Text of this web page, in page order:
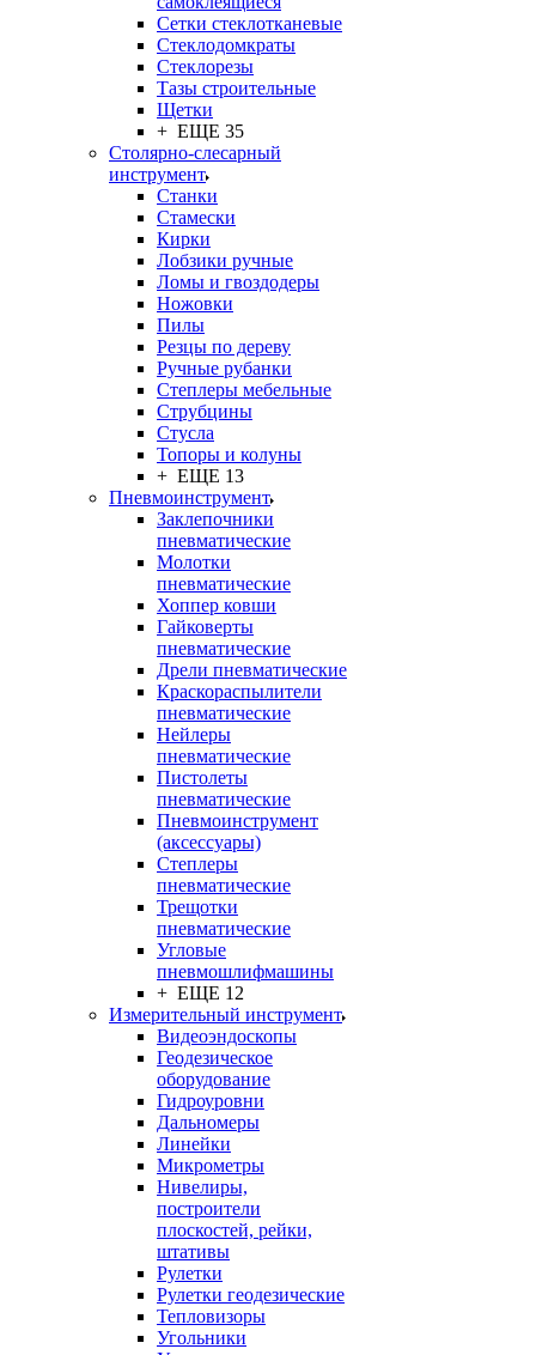
Сетки стеклотканевые
Стеклодомкраты
Стеклорезы
Тазы строительные
Щетки
+ ЕЩЕ 35
Столярно-слесарный
инструмент
Станки
Стамески
Кирки
Лобзики ручные
Ломы и гвоздодеры
Ножовки
Пилы
Резцы по дереву
Ручные рубанки
Степлеры мебельные
Струбцины
Стусла
Топоры и колуны
+ ЕЩЕ 13
Пневмоинструмент
Заклепочники
пневматические
Молотки
пневматические
Хоппер ковши
Гайковерты
пневматические
Дрели пневматические
Краскораспылители
пневматические
Нейлеры
пневматические
Пистолеты
пневматические
Пневмоинструмент
(аксессуары)
Степлеры
пневматические
Трещотки
пневматические
Угловые
пневмошлифмашины
+ ЕЩЕ 12
Измерительный инструмент
Видеоэндоскопы
Геодезическое
оборудование
Гидроуровни
Дальномеры
Линейки
Микрометры
Нивелиры,
построители
плоскостей, рейки,
штативы
Рулетки
Рулетки геодезические
Тепловизоры
Угольники